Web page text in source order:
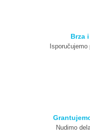
Brza
Isporučujemo
Nudimo